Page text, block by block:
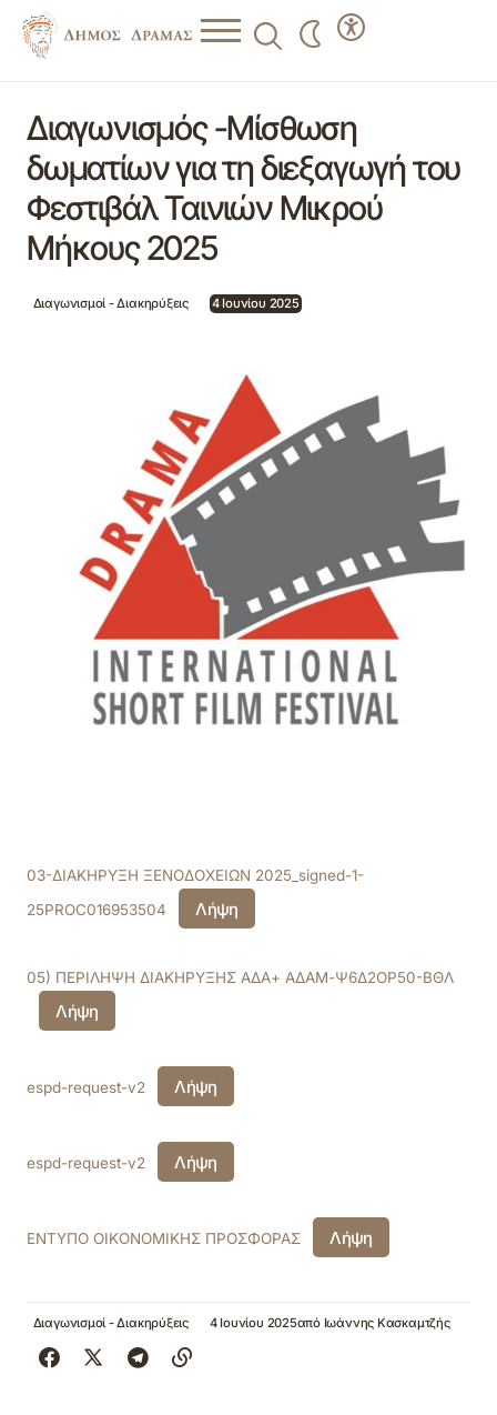
Φεστιβάλ Ταινιών Μικρού Μήκους 2025
Διαγωνισμός -Μίσθωση
δωματίων για τη διεξαγωγή του
Φεστιβάλ Ταινιών Μικρού
Μήκους 2025
Διαγωνισμοί - Διακηρύξεις 4 Ιουνίου 2025
03-ΔΙΑΚΗΡΥΞΗ ΞΕΝΟΔΟΧΕΙΩΝ 2025_signed-1-
25PROC016953504
Λήψη
05) ΠΕΡΙΛΗΨΗ ΔΙΑΚΗΡΥΞΗΣ ΑΔΑ+ ΑΔΑΜ-Ψ6Δ2ΟΡ50-ΒΘΛ
Λήψη
espd-request-v2 Λήψη
espd-request-v2 Λήψη
ΕΝΤΥΠΟ ΟΙΚΟΝΟΜΙΚΗΣ ΠΡΟΣΦΟΡΑΣ Λήψη
Διαγωνισμοί - Διακηρύξεις 4 Ιουνίου 2025από Ιωάννης Κασκαμτζής